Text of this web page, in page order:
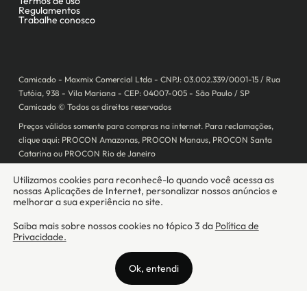
Camicado - Maxmix Comercial Ltda - CNPJ: 03.002.339/0001-15 / Rua
Tutóia, 938 - Vila Mariana - CEP: 04007-005 - São Paulo / SP
Camicado © Todos os direitos reservados
Preços válidos somente para compras na internet. Para reclamações,
clique aqui: PROCON Amazonas, PROCON Manaus, PROCON Santa
Catarina ou PROCON Rio de Janeiro
prestando os serviços de abertura de conta pós-paga (cartões de
crédito), conforme a regulação vigente.